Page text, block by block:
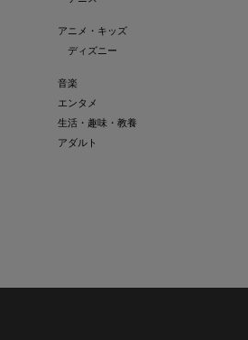
アニメ・キッズ
ディズニー
音楽
エンタメ
生活・趣味・教養
アダルト